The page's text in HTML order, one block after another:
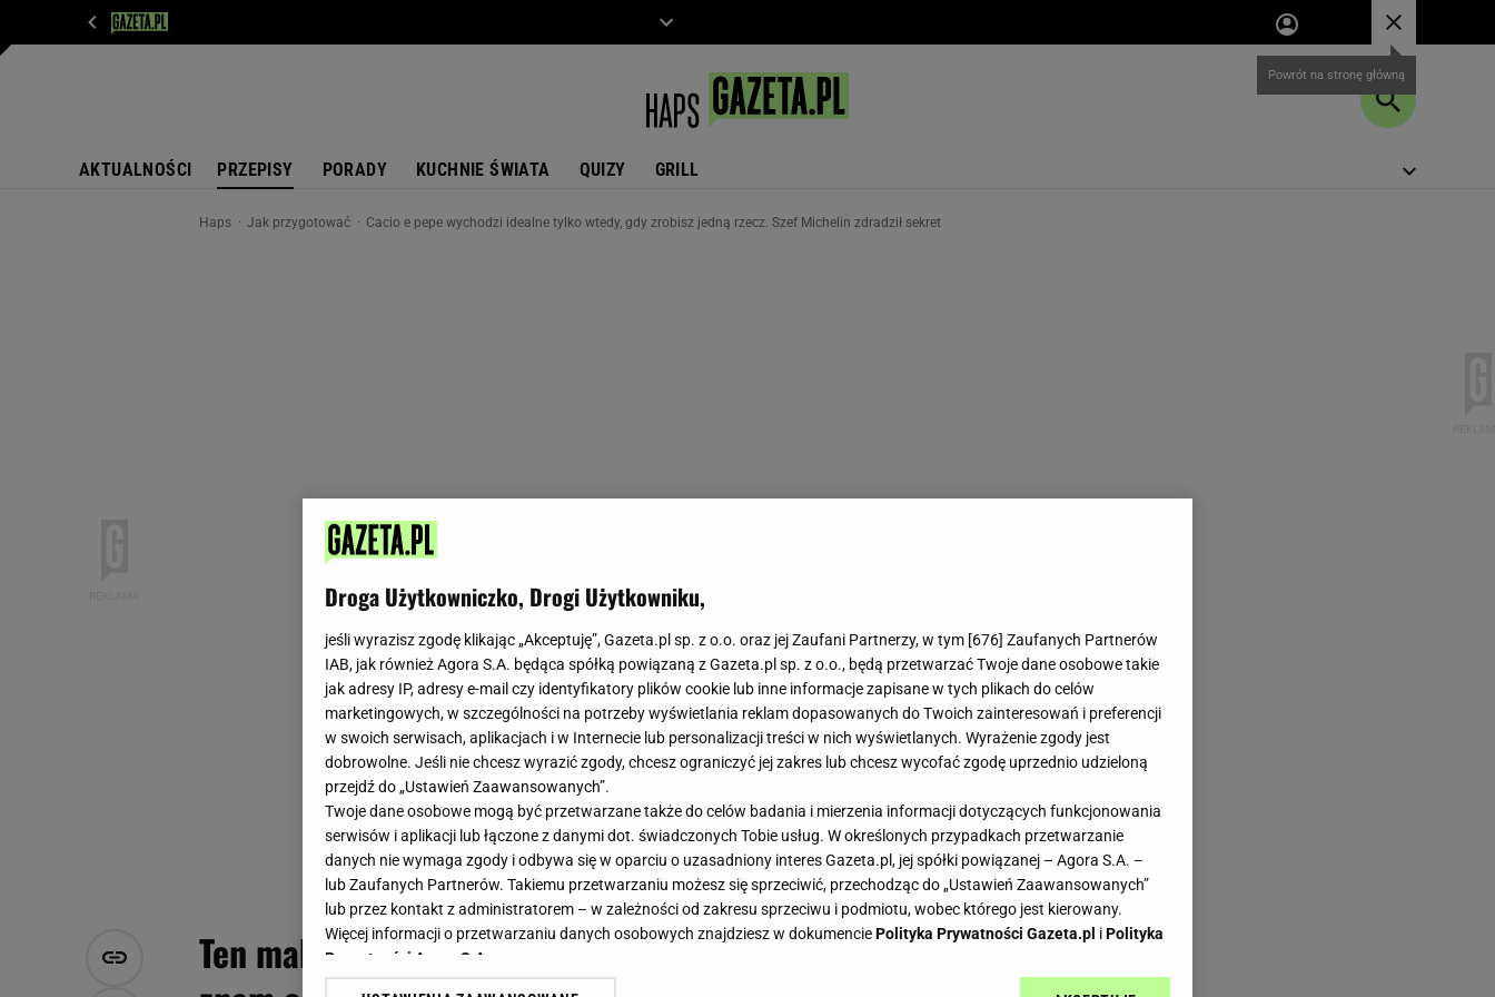
AKTUALNOŚCI PRZEPISY PORADY KUCHNIE ŚWIATA QUIZY GRILL
Haps Jak przygotować Cacio e pepe wychodzi idealne tylko wtedy, gdy zrobisz jedną rzecz. Szef Michelin zdradził sekret
Ten makaron robię w 15 minut. Sekretny sposób na sos
Droga Użytkowniczko, Drogi Użytkowniku,
jeśli wyrazisz zgodę klikając „Akceptuję”, Gazeta.pl sp. z o.o. oraz jej Zaufani Partnerzy, w tym [676] Zaufanych Partnerów
IAB, jak również Agora S.A. będąca spółką powiązaną z Gazeta.pl sp. z o.o., będą przetwarzać Twoje dane osobowe takie
jak adresy IP, adresy e-mail czy identyfikatory plików cookie lub inne informacje zapisane w tych plikach do celów
marketingowych, w szczególności na potrzeby wyświetlania reklam dopasowanych do Twoich zainteresowań i preferencji
w swoich serwisach, aplikacjach i w Internecie lub personalizacji treści w nich wyświetlanych. Wyrażenie zgody jest
dobrowolne. Jeśli nie chcesz wyrazić zgody, chcesz ograniczyć jej zakres lub chcesz wycofać zgodę uprzednio udzieloną
przejdź do „Ustawień Zaawansowanych”.
Twoje dane osobowe mogą być przetwarzane także do celów badania i mierzenia informacji dotyczących funkcjonowania
serwisów i aplikacji lub łączone z danymi dot. świadczonych Tobie usług. W określonych przypadkach przetwarzanie
danych nie wymaga zgody i odbywa się w oparciu o uzasadniony interes Gazeta.pl, jej spółki powiązanej – Agora S.A. –
lub Zaufanych Partnerów. Takiemu przetwarzaniu możesz się sprzeciwić, przechodząc do „Ustawień Zaawansowanych”
lub przez kontakt z administratorem – w zależności od zakresu sprzeciwu i podmiotu, wobec którego jest kierowany.
Więcej informacji o przetwarzaniu danych osobowych znajdziesz w dokumenciePolityka Prywatności Gazeta.pl iPolityka
Prywatności Agora S.A.